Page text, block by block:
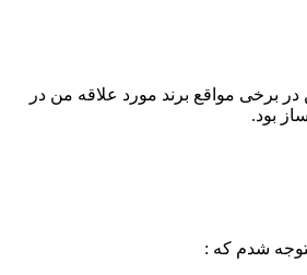
برخی مواقع برند مورد علاقه من در
بود.
شدم که :